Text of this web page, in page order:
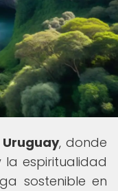
, donde
espiritualidad
sostenible en